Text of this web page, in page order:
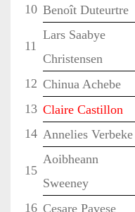
10 Benoît Duteurtre
11
Lars Saabye
Christensen
12 Chinua Achebe
13 Claire Castillon
14 Annelies Verbeke
15
Aoibheann
Sweeney
16 Cesare Pavese